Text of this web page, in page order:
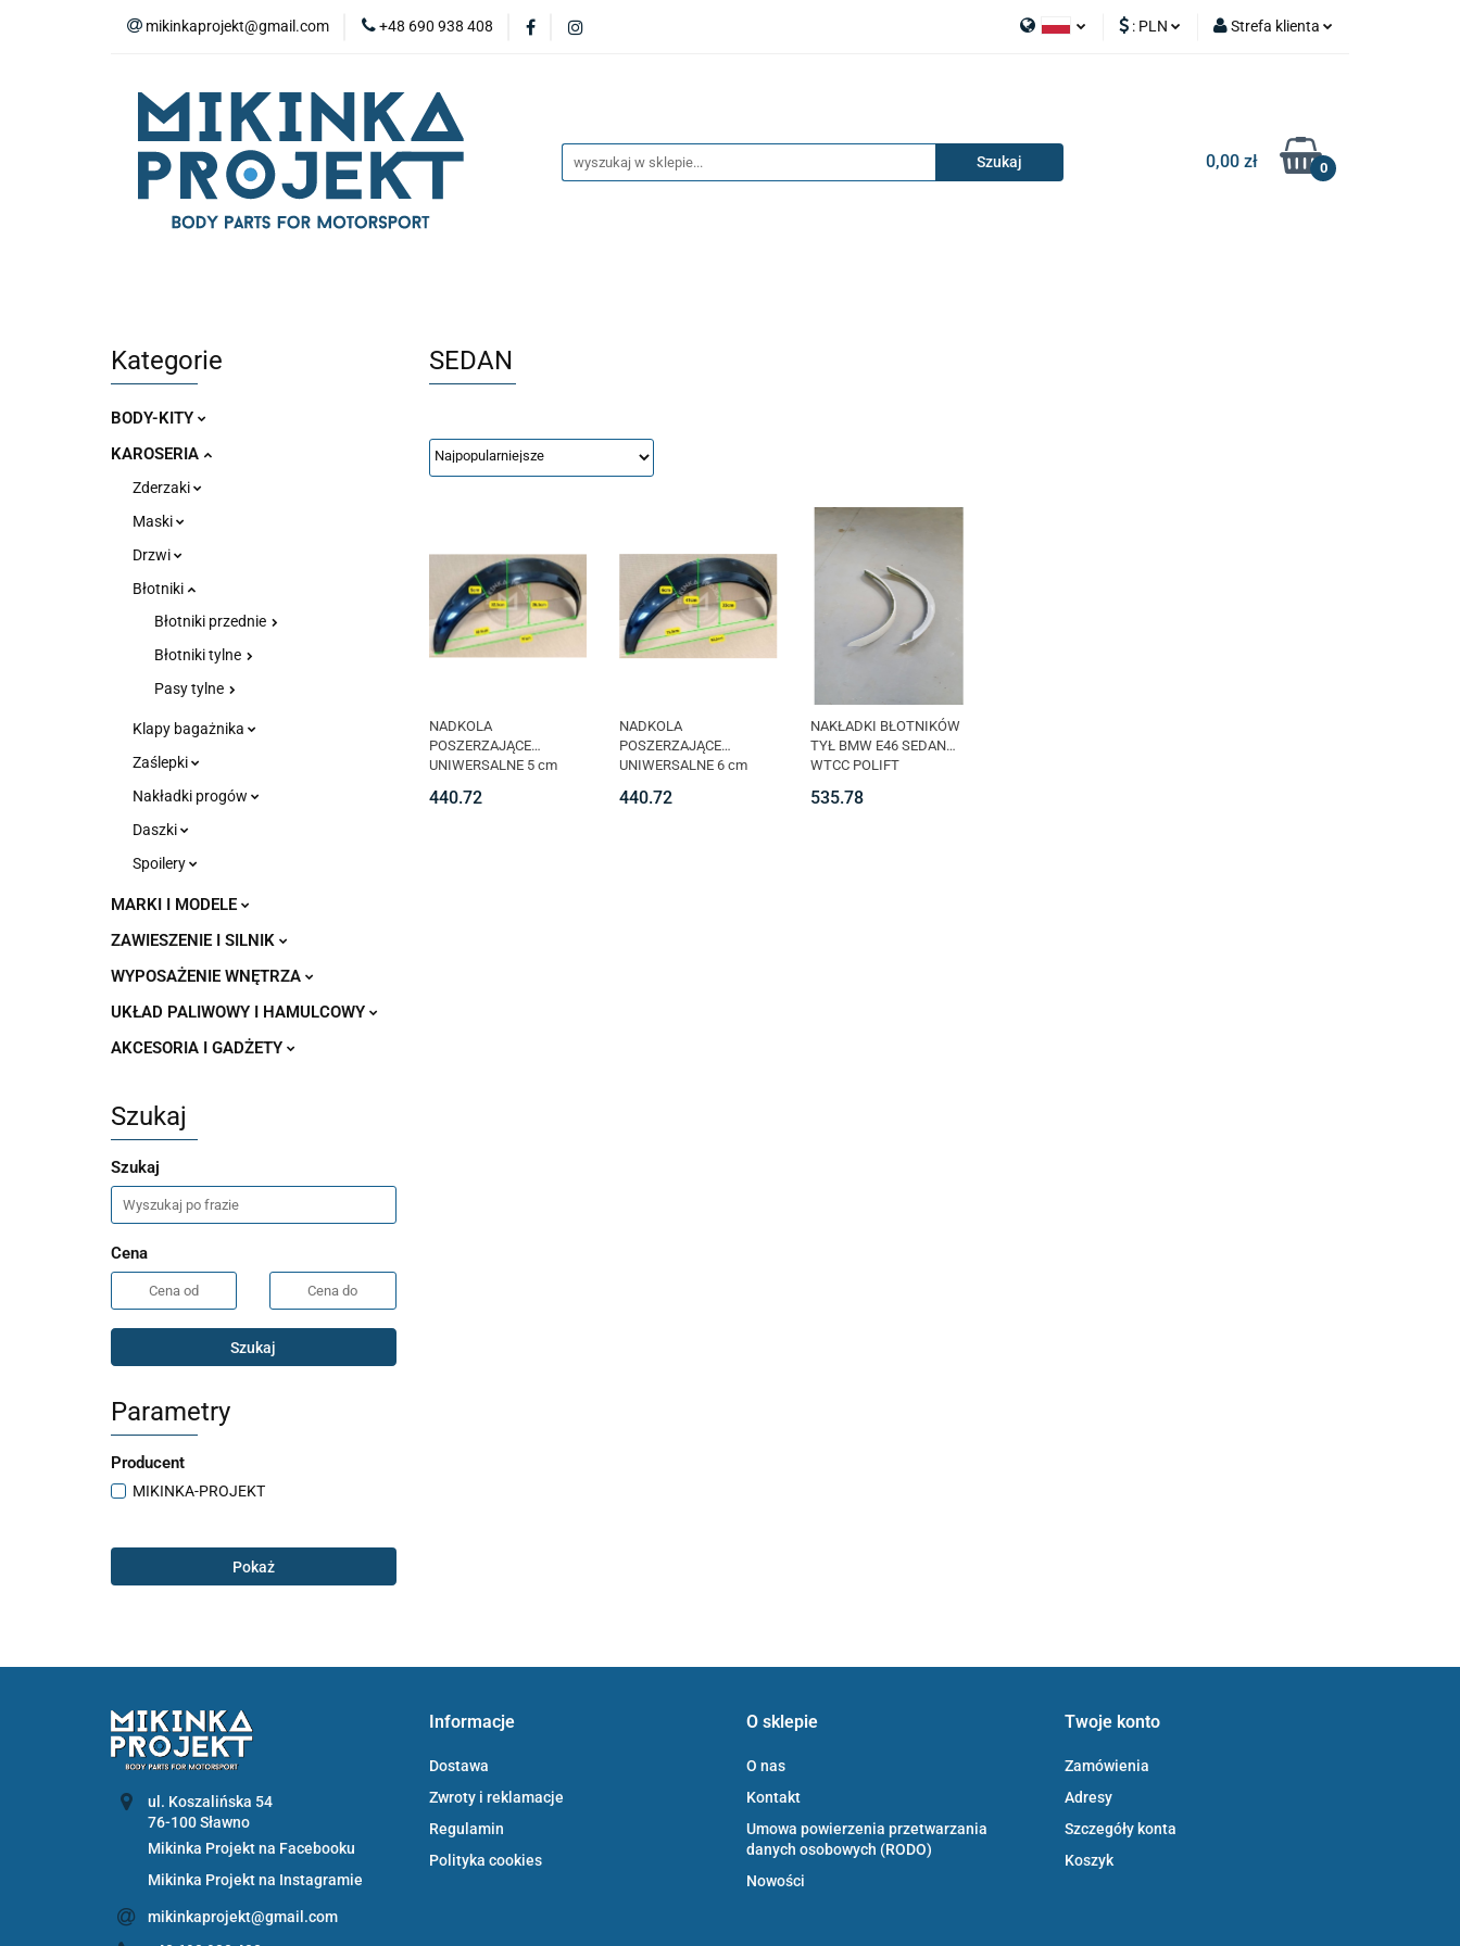
mikinkaprojekt@gmail.com +48 690 938 408 : PLN Strefa klienta
Dodaj zgłoszenie
0,00 zł 0
BODY-KITY ZDERZAKI
ZAŚLEPKI
WYPOSAŻENIE WNĘTRZA
Kategorie
BODY-KITY
KAROSERIA
Zderzaki
Maski
Drzwi
Błotniki
Błotniki przednie
Błotniki tylne
Pasy tylne
Klapy bagażnika
Zaślepki
Nakładki progów
Daszki
Spoilery
MARKI I MODELE
ZAWIESZENIE I SILNIK
WYPOSAŻENIE WNĘTRZA
UKŁAD PALIWOWY I HAMULCOWY
AKCESORIA I GADŻETY
Szukaj
Szukaj
Cena
Szukaj
Parametry
Producent
MIKINKA-PROJEKT
Pokaż
SEDAN
NADKOLA
POSZERZAJĄCE
UNIWERSALNE 5 cm
440.72
NADKOLA
POSZERZAJĄCE
UNIWERSALNE 6 cm
440.72
NAKŁADKI BŁOTNIKÓW
TYŁ BMW E46 SEDAN
WTCC POLIFT
535.78
ul. Koszalińska 54
76-100 Sławno
Mikinka Projekt na Facebooku
Mikinka Projekt na Instagramie
mikinkaprojekt@gmail.com
Informacje
Dostawa
Zwroty i reklamacje
Regulamin
Polityka cookies
O sklepie
O nas
Kontakt
Umowa powierzenia przetwarzania
danych osobowych (RODO)
Nowości
Twoje konto
Zamówienia
Adresy
Szczegóły konta
Koszyk